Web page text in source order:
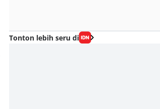
Tonton lebih seru di